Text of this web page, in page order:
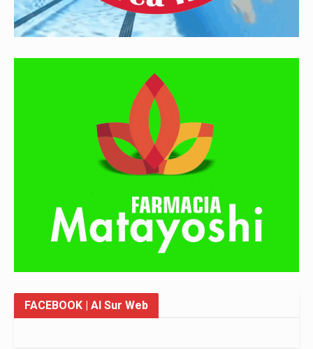
FACEBOOK | Al Sur Web